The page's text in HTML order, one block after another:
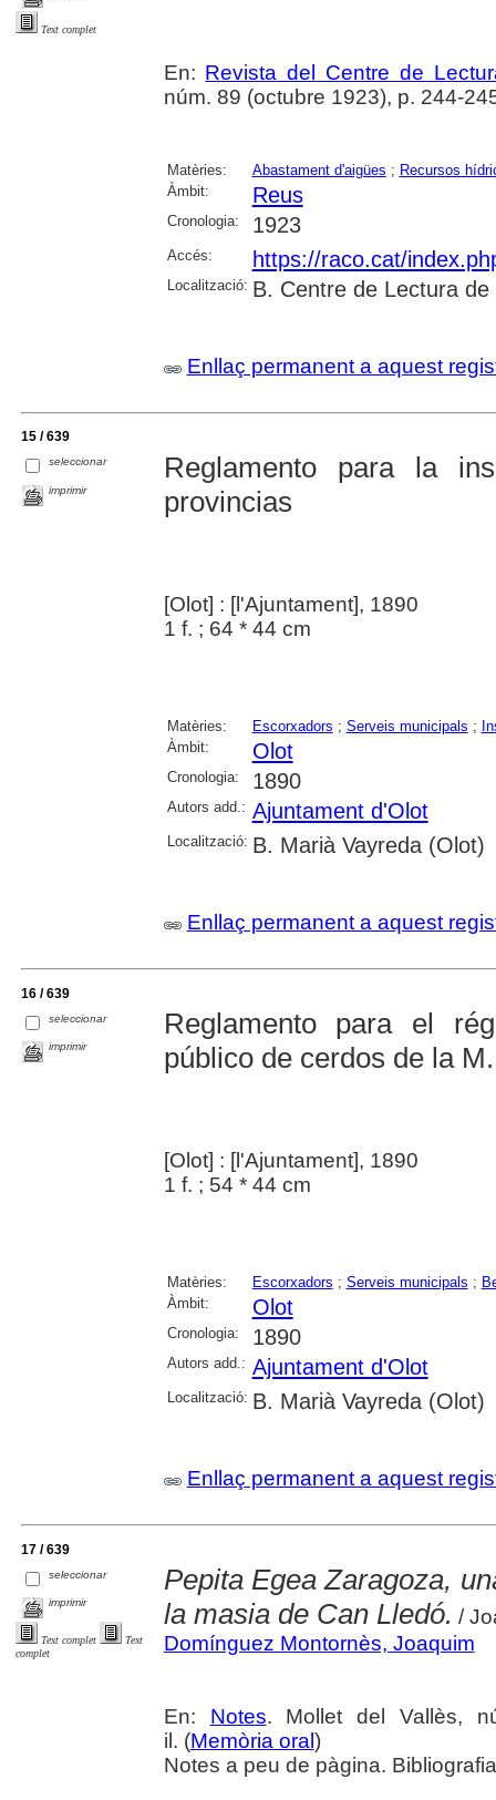
Text complet
En: Revista del Centre de
núm. 89 (octubre 1923), p. 244-
Matèries: Abastament d'aigües ; Recursos
Àmbit:
Reus
Cronologia: 1923
Accés: https://raco.cat/
Localització: B. Centre de Lectura de
Enllaç permanent a aquest
15 / 639
seleccionar
imprimir
Reglamento para la
provincias
[Olot] : [l'Ajuntament], 1890
1 f. ; 64 * 44 cm
Matèries: Escorxadors ; Serveis municipals ;
Àmbit:
Olot
Cronologia: 1890
Autors add.: Ajuntament d'Olot
Localització: B. Marià Vayreda (Olot)
Enllaç permanent a aquest
16 / 639
seleccionar
imprimir
Reglamento para el
público de cerdos de la
[Olot] : [l'Ajuntament], 1890
1 f. ; 54 * 44 cm
Matèries: Escorxadors ; Serveis municipals ;
Àmbit:
Olot
Cronologia: 1890
Autors add.: Ajuntament d'Olot
Localització: B. Marià Vayreda (Olot)
Enllaç permanent a aquest
17 / 639
seleccionar
imprimir
Text complet
Text
complet
Pepita Egea Zaragoza,
la masia de Can Lledó. /
Domínguez Montornès, Joaquim
En: Notes. Mollet del Vallès,
il. (Memòria oral )
Notes a peu de pàgina.